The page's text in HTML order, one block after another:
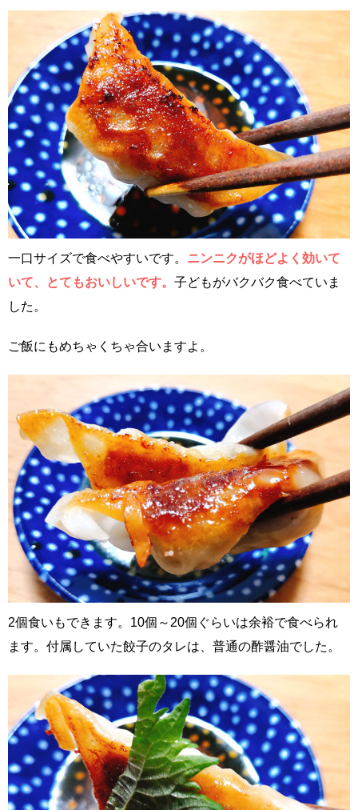
一口サイズで食べやすいです。 ニンニクがほどよく効いて
いて、とてもおいしいです。 子どもがバクバク食べていま
した。
ご飯にもめちゃくちゃ合いますよ。
2個食いもできます。10個～20個ぐらいは余裕で食べられ
ます。付属していた餃子のタレは、普通の酢醤油でした。